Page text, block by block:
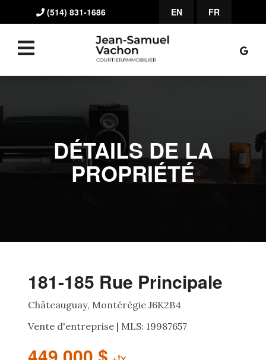
(514) 831-1686 EN FR
DÉTAILS DE LA
PROPRIÉTÉ
181-185 Rue Principale
Châteauguay, Montérégie J6K2B4
Vente d'entreprise | MLS: 19987657